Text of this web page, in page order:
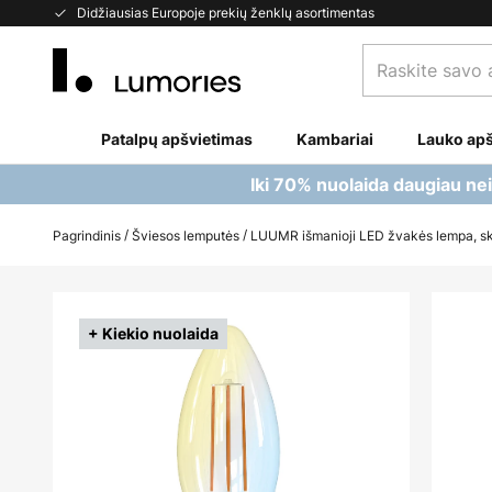
Didžiausias Europoje prekių ženklų asortimentas
Skip
savo
Patalpų apšvietimas Kambariai Lauko
Iki 70% nuolaida daugiau
Pagrindinis Šviesos lemputės LUUMR išmanioji LED žvakės lempa,
+ Kiekio nuolaida